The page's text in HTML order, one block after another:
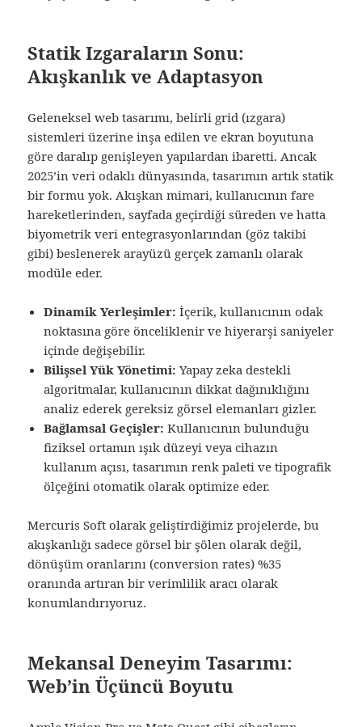
Statik Izgaraların Sonu:
Akışkanlık ve Adaptasyon
Geleneksel web tasarımı, belirli grid (ızgara)
sistemleri üzerine inşa edilen ve ekran boyutuna
göre daralıp genişleyen yapılardan ibaretti. Ancak
2025’in veri odaklı dünyasında, tasarımın artık statik
bir formu yok. Akışkan mimari, kullanıcının fare
hareketlerinden, sayfada geçirdiği süreden ve hatta
biyometrik veri entegrasyonlarından (göz takibi
gibi) beslenerek arayüzü gerçek zamanlı olarak
modüle eder.
Dinamik Yerleşimler: İçerik, kullanıcının odak
noktasına göre önceliklenir ve hiyerarşi saniyeler
içinde değişebilir.
Bilişsel Yük Yönetimi: Yapay zeka destekli
algoritmalar, kullanıcının dikkat dağınıklığını
analiz ederek gereksiz görsel elemanları gizler.
Bağlamsal Geçişler: Kullanıcının bulunduğu
fiziksel ortamın ışık düzeyi veya cihazın
kullanım açısı, tasarımın renk paleti ve tipografik
ölçeğini otomatik olarak optimize eder.
Mercuris Soft olarak geliştirdiğimiz projelerde, bu
akışkanlığı sadece görsel bir şölen olarak değil,
dönüşüm oranlarını (conversion rates) %35
oranında artıran bir verimlilik aracı olarak
konumlandırıyoruz.
Mekansal Deneyim Tasarımı:
Web’in Üçüncü Boyutu